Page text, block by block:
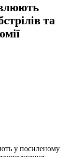
та
у посиленому